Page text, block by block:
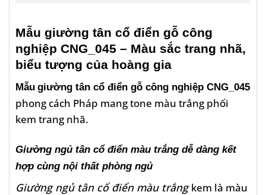
Mẫu giường tân cổ điển gỗ công
nghiệp CNG_045 – Màu sắc trang nhã,
biểu tượng của hoàng gia
Mẫu giường tân cổ điển gỗ công nghiệp CNG_045
phong cách Pháp mang tone màu trắng phối
kem trang nhã.
Giường ngủ tân cổ điển màu trắng dễ dàng kết
hợp cùng nội thất phòng ngủ
Giường ngủ tân cổ điển màu trắngkem là màu